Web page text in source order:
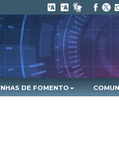
DE FOMENTO